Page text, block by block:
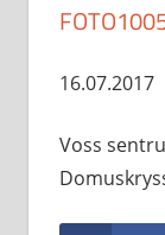
16.07.2017
Voss